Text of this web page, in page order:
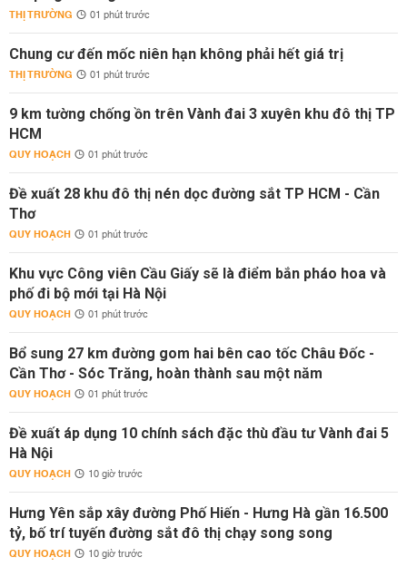
THỊ TRƯỜNG 01 phút trước
Chung cư đến mốc niên hạn không phải hết giá trị
THỊ TRƯỜNG 01 phút trước
9 km tường chống ồn trên Vành đai 3 xuyên khu đô thị TP
HCM
QUY HOẠCH 01 phút trước
Đề xuất 28 khu đô thị nén dọc đường sắt TP HCM - Cần
Thơ
QUY HOẠCH 01 phút trước
Khu vực Công viên Cầu Giấy sẽ là điểm bắn pháo hoa và
phố đi bộ mới tại Hà Nội
QUY HOẠCH 01 phút trước
Bổ sung 27 km đường gom hai bên cao tốc Châu Đốc -
Cần Thơ - Sóc Trăng, hoàn thành sau một năm
QUY HOẠCH 01 phút trước
Đề xuất áp dụng 10 chính sách đặc thù đầu tư Vành đai 5
Hà Nội
QUY HOẠCH 10 giờ trước
Hưng Yên sắp xây đường Phố Hiến - Hưng Hà gần 16.500
tỷ, bố trí tuyến đường sắt đô thị chạy song song
QUY HOẠCH 10 giờ trước